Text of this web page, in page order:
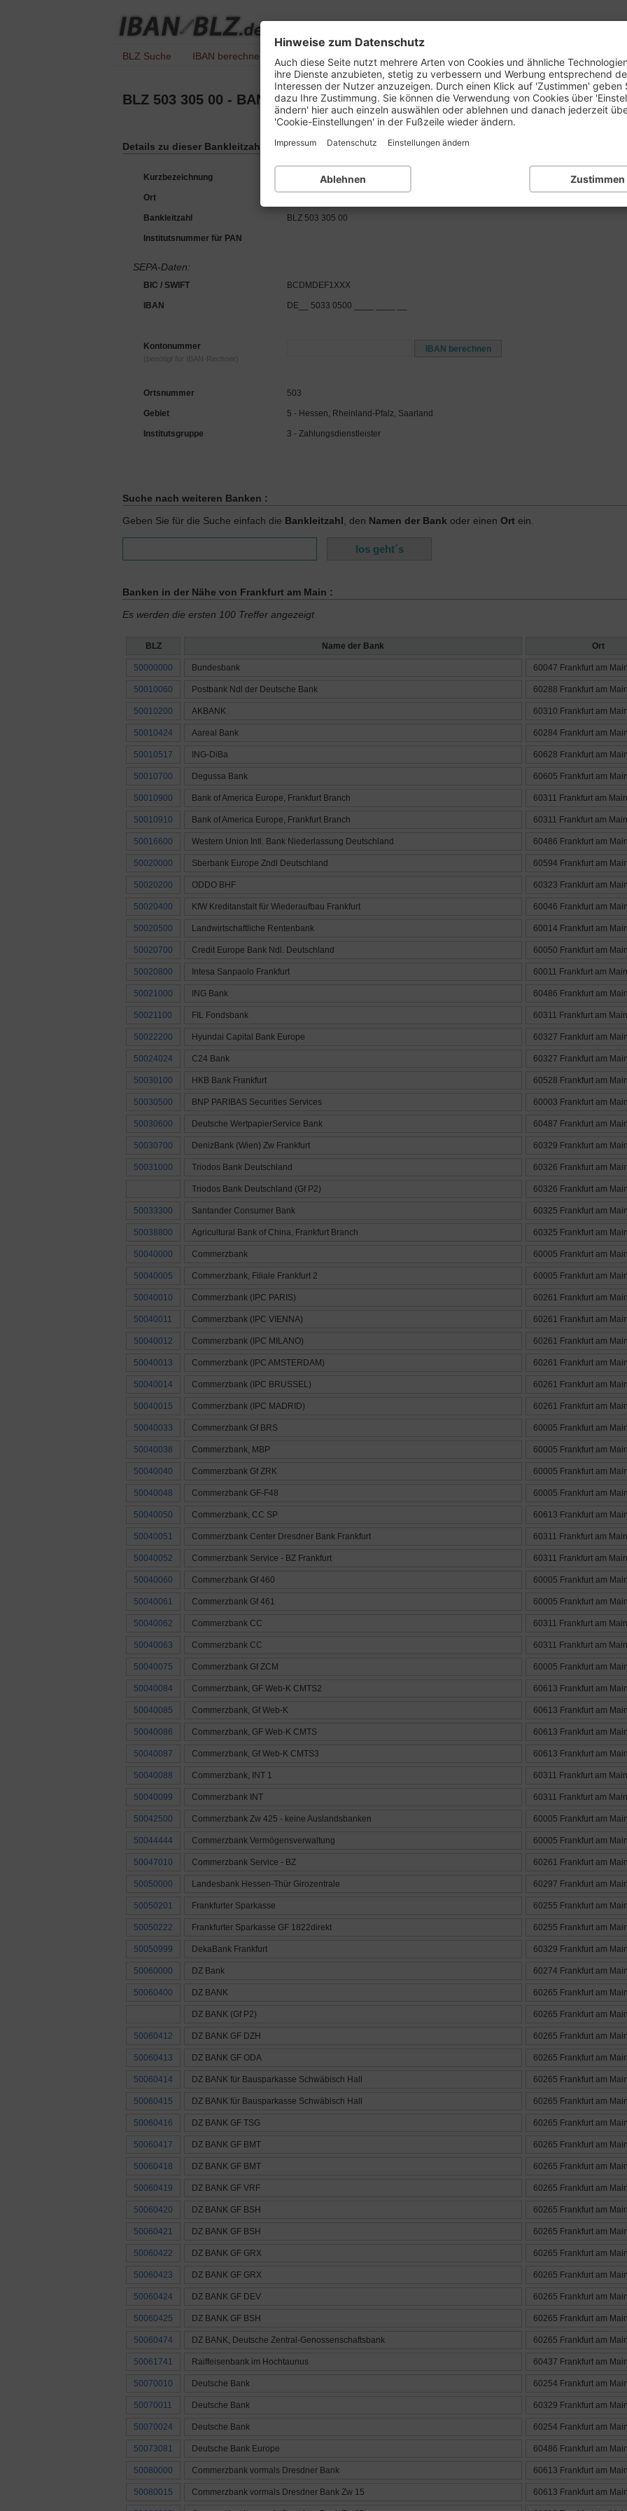
BLZ Suche IBAN berechnen IBAN prüfen BLZ-Liste: 2.. 4.. 5.. 6..
BLZ 503 305 00 - BANQUE CHAABI DU MAROC Agentur Frankfurt Ndl.
Details zu dieser Bankleitzahl :
Kurzbezeichnung CHAABI BANK FRANKFURT
Ort
Bankleitzahl BLZ 503 305 00
Institutsnummer für PAN
SEPA-Daten:
BIC / SWIFT BCDMDEF1XXX
IBAN DE__ 5033 0500 ____ ____ __
Kontonummer
(benötigt für IBAN-Rechner)
Ortsnummer 503
Gebiet 5 - Hessen, Rheinland-Pfalz, Saarland
Institutsgruppe 3 - Zahlungsdienstleister
Suche nach weiteren Banken :
Geben Sie für die Suche einfach die Bankleitzahl , den Namen der Bank oder einen Ort ein.
Banken in der Nähe von Frankfurt am Main :
Es werden die ersten 100 Treffer angezeigt
BLZ Name der Bank Ort
50000000 Bundesbank 60047 Frankfurt am Main
50010060 Postbank Ndl der Deutsche Bank 60288 Frankfurt am Main
50010200 AKBANK 60310 Frankfurt am Main
50010424 Aareal Bank 60284 Frankfurt am Main
50010517 ING-DiBa 60628 Frankfurt am Main
50010700 Degussa Bank 60605 Frankfurt am Main
50010900 Bank of America Europe, Frankfurt Branch 60311 Frankfurt am Main
50010910 Bank of America Europe, Frankfurt Branch 60311 Frankfurt am Main
50016600 Western Union Intl. Bank Niederlassung Deutschland 60486 Frankfurt am Main
50020000 Sberbank Europe Zndl Deutschland 60594 Frankfurt am Main
50020200 ODDO BHF 60323 Frankfurt am Main
50020400 KfW Kreditanstalt für Wiederaufbau Frankfurt 60046 Frankfurt am Main
50020500 Landwirtschaftliche Rentenbank 60014 Frankfurt am Main
50020700 Credit Europe Bank Ndl. Deutschland 60050 Frankfurt am Main
50020800 Intesa Sanpaolo Frankfurt 60011 Frankfurt am Main
50021000 ING Bank 60486 Frankfurt am Main
50021100 FIL Fondsbank 60311 Frankfurt am Main
50022200 Hyundai Capital Bank Europe 60327 Frankfurt am Main
50024024 C24 Bank 60327 Frankfurt am Main
50030100 HKB Bank Frankfurt 60528 Frankfurt am Main
50030500 BNP PARIBAS Securities Services 60003 Frankfurt am Main
50030600 Deutsche WertpapierService Bank 60487 Frankfurt am Main
50030700 DenizBank (Wien) Zw Frankfurt 60329 Frankfurt am Main
50031000 Triodos Bank Deutschland 60326 Frankfurt am Main
Triodos Bank Deutschland (Gf P2) 60326 Frankfurt am Main
50033300 Santander Consumer Bank 60325 Frankfurt am Main
50038800 Agricultural Bank of China, Frankfurt Branch 60325 Frankfurt am Main
50040000 Commerzbank 60005 Frankfurt am Main
50040005 Commerzbank, Filiale Frankfurt 2 60005 Frankfurt am Main
50040010 Commerzbank (IPC PARIS) 60261 Frankfurt am Main
50040011 Commerzbank (IPC VIENNA) 60261 Frankfurt am Main
50040012 Commerzbank (IPC MILANO) 60261 Frankfurt am Main
50040013 Commerzbank (IPC AMSTERDAM) 60261 Frankfurt am Main
50040014 Commerzbank (IPC BRUSSEL) 60261 Frankfurt am Main
50040015 Commerzbank (IPC MADRID) 60261 Frankfurt am Main
50040033 Commerzbank Gf BRS 60005 Frankfurt am Main
50040038 Commerzbank, MBP 60005 Frankfurt am Main
50040040 Commerzbank Gf ZRK 60005 Frankfurt am Main
50040048 Commerzbank GF-F48 60005 Frankfurt am Main
50040050 Commerzbank, CC SP 60613 Frankfurt am Main
50040051 Commerzbank Center Dresdner Bank Frankfurt 60311 Frankfurt am Main
50040052 Commerzbank Service - BZ Frankfurt 60311 Frankfurt am Main
50040060 Commerzbank Gf 460 60005 Frankfurt am Main
50040061 Commerzbank Gf 461 60005 Frankfurt am Main
50040062 Commerzbank CC 60311 Frankfurt am Main
50040063 Commerzbank CC 60311 Frankfurt am Main
50040075 Commerzbank Gf ZCM 60005 Frankfurt am Main
50040084 Commerzbank, GF Web-K CMTS2 60613 Frankfurt am Main
50040085 Commerzbank, Gf Web-K 60613 Frankfurt am Main
50040086 Commerzbank, GF Web-K CMTS 60613 Frankfurt am Main
50040087 Commerzbank, Gf Web-K CMTS3 60613 Frankfurt am Main
50040088 Commerzbank, INT 1 60311 Frankfurt am Main
50040099 Commerzbank INT 60311 Frankfurt am Main
50042500 Commerzbank Zw 425 - keine Auslandsbanken 60005 Frankfurt am Main
50044444 Commerzbank Vermögensverwaltung 60005 Frankfurt am Main
50047010 Commerzbank Service - BZ 60261 Frankfurt am Main
50050000 Landesbank Hessen-Thür Girozentrale 60297 Frankfurt am Main
50050201 Frankfurter Sparkasse 60255 Frankfurt am Main
50050222 Frankfurter Sparkasse GF 1822direkt 60255 Frankfurt am Main
50050999 DekaBank Frankfurt 60329 Frankfurt am Main
50060000 DZ Bank 60274 Frankfurt am Main
50060400 DZ BANK 60265 Frankfurt am Main
DZ BANK (Gf P2) 60265 Frankfurt am Main
50060412 DZ BANK GF DZH 60265 Frankfurt am Main
50060413 DZ BANK GF ODA 60265 Frankfurt am Main
50060414 DZ BANK für Bausparkasse Schwäbisch Hall 60265 Frankfurt am Main
50060415 DZ BANK für Bausparkasse Schwäbisch Hall 60265 Frankfurt am Main
50060416 DZ BANK GF TSG 60265 Frankfurt am Main
50060417 DZ BANK GF BMT 60265 Frankfurt am Main
50060418 DZ BANK GF BMT 60265 Frankfurt am Main
50060419 DZ BANK GF VRF 60265 Frankfurt am Main
50060420 DZ BANK GF BSH 60265 Frankfurt am Main
50060421 DZ BANK GF BSH 60265 Frankfurt am Main
50060422 DZ BANK GF GRX 60265 Frankfurt am Main
50060423 DZ BANK GF GRX 60265 Frankfurt am Main
50060424 DZ BANK GF DEV 60265 Frankfurt am Main
50060425 DZ BANK GF BSH 60265 Frankfurt am Main
50060474 DZ BANK, Deutsche Zentral-Genossenschaftsbank 60265 Frankfurt am Main
50061741 Raiffeisenbank im Hochtaunus 60437 Frankfurt am Main
50070010 Deutsche Bank 60254 Frankfurt am Main
50070011 Deutsche Bank 60329 Frankfurt am Main
50070024 Deutsche Bank 60254 Frankfurt am Main
50073081 Deutsche Bank Europe 60486 Frankfurt am Main
50080000 Commerzbank vormals Dresdner Bank 60613 Frankfurt am Main
50080015 Commerzbank vormals Dresdner Bank Zw 15 60613 Frankfurt am Main
Hinweise zum Datenschutz
Auch diese Seite nutzt mehrere Arten von Cookies und ähnliche
ihre Dienste anzubieten, stetig zu verbessern und Werbung entsprechend
Interessen der Nutzer anzuzeigen. Durch einen Klick auf 'Zustimmen' geben
dazu Ihre Zustimmung. Sie können die Verwendung von Cookies über
ändern' hier auch einzeln auswählen oder ablehnen und danach jederzeit
'Cookie-Einstellungen' in der Fußzeile wieder ändern.
Impressum Datenschutz Einstellungen ändern
Ablehnen Zustimmen